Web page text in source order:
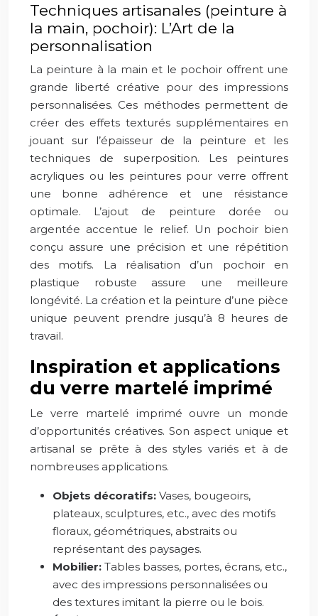
Techniques artisanales (peinture à
la main, pochoir): L’Art de la
personnalisation
La peinture à la main et le pochoir offrent une
grande liberté créative pour des impressions
personnalisées. Ces méthodes permettent de
créer des effets texturés supplémentaires en
jouant sur l’épaisseur de la peinture et les
techniques de superposition. Les peintures
acryliques ou les peintures pour verre offrent
une bonne adhérence et une résistance
optimale. L’ajout de peinture dorée ou
argentée accentue le relief. Un pochoir bien
conçu assure une précision et une répétition
des motifs. La réalisation d’un pochoir en
plastique robuste assure une meilleure
longévité. La création et la peinture d’une pièce
unique peuvent prendre jusqu’à 8 heures de
travail.
Inspiration et applications
du verre martelé imprimé
Le verre martelé imprimé ouvre un monde
d’opportunités créatives. Son aspect unique et
artisanal se prête à des styles variés et à de
nombreuses applications.
Objets décoratifs: Vases, bougeoirs,
plateaux, sculptures, etc., avec des motifs
floraux, géométriques, abstraits ou
représentant des paysages.
Mobilier: Tables basses, portes, écrans, etc.,
avec des impressions personnalisées ou
des textures imitant la pierre ou le bois.